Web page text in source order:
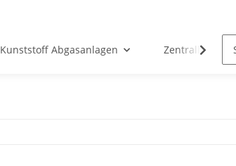
Kunststoff Abgasanlagen